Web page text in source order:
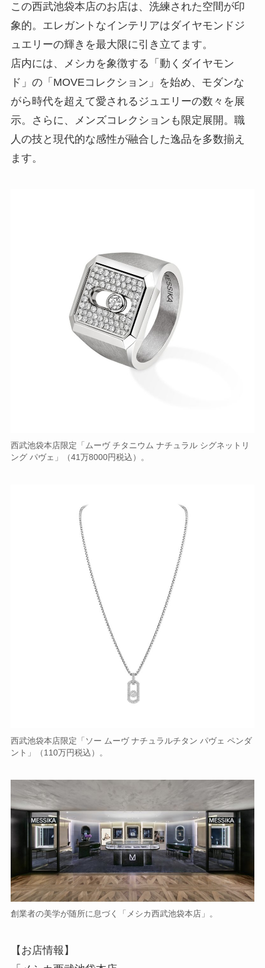
この西武池袋本店のお店は、洗練された空間が印
象的。エレガントなインテリアはダイヤモンドジ
ュエリーの輝きを最大限に引き立てます。
店内には、メシカを象徴する「動くダイヤモン
ド」の「MOVEコレクション」を始め、モダンな
がら時代を超えて愛されるジュエリーの数々を展
示。さらに、メンズコレクションも限定展開。職
人の技と現代的な感性が融合した逸品を多数揃え
ます。
西武池袋本店限定「ムーヴ チタニウム ナチュラル シグネットリ
ング パヴェ」（41万8000円税込）。
西武池袋本店限定「ソー ムーヴ ナチュラルチタン パヴェ ペンダ
ント」（110万円税込）。
創業者の美学が随所に息づく「メシカ西武池袋本店」。
【お店情報】